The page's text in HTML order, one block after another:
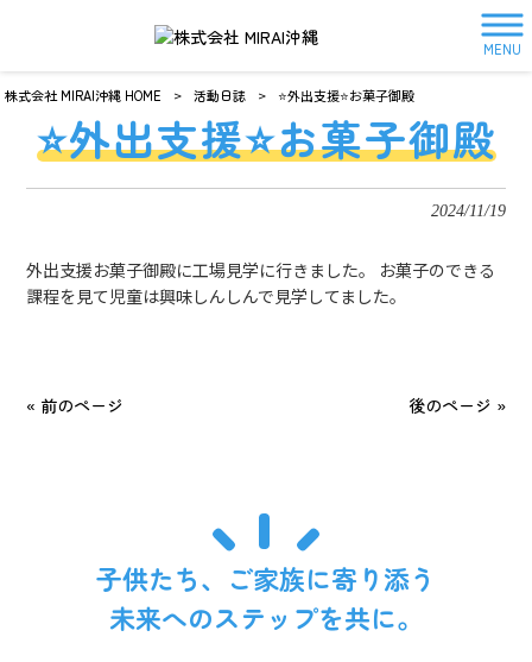
MENU
株式会社 MIRAI沖縄 HOME > 活動日誌 > ⭐️外出支援⭐️お菓子御殿
⭐️外出支援⭐️お菓子御殿
2024/11/19
外出支援お菓子御殿に工場見学に行きました。 お菓子のできる
課程を見て児童は興味しんしんで見学してました。
« 前のページ 後のページ »
子供たち、ご家族に寄り添う
未来へのステップを共に。